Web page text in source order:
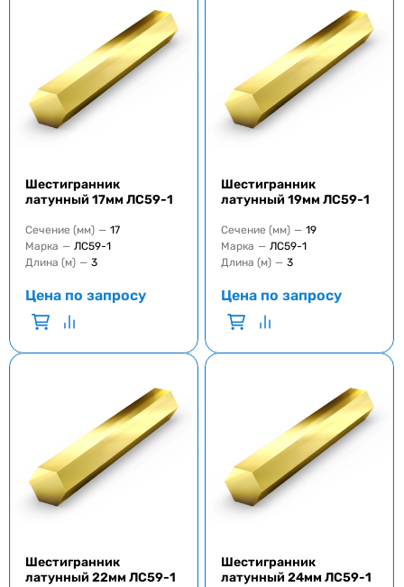
Шестигранник
латунный 17мм ЛС59-1
Сечение (мм) — 17
Марка — ЛС59-1
Длина (м) — 3
Цена по запросу
Шестигранник
латунный 19мм ЛС59-1
Сечение (мм) — 19
Марка — ЛС59-1
Длина (м) — 3
Цена по запросу
Шестигранник
латунный 22мм ЛС59-1
Шестигранник
латунный 24мм ЛС59-1